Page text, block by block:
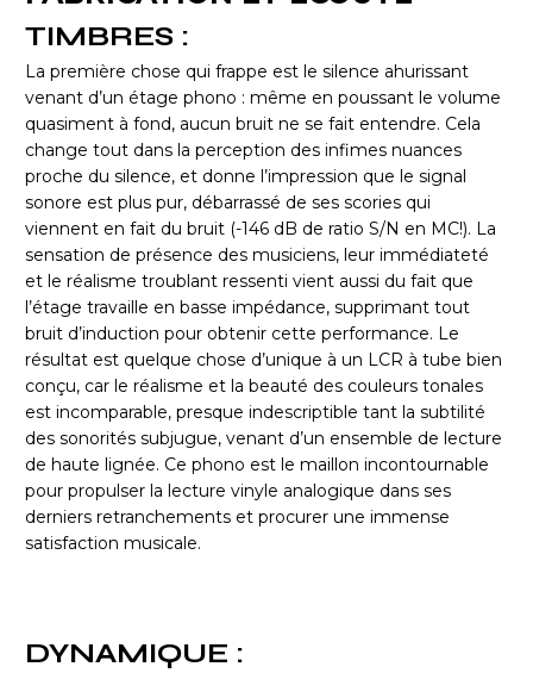
TIMBRES :
La première chose qui frappe est le silence ahurissant
venant d’un étage phono : même en poussant le volume
quasiment à fond, aucun bruit ne se fait entendre. Cela
change tout dans la perception des infimes nuances
proche du silence, et donne l’impression que le signal
sonore est plus pur, débarrassé de ses scories qui
viennent en fait du bruit (-146 dB de ratio S/N en MC!). La
sensation de présence des musiciens, leur immédiateté
et le réalisme troublant ressenti vient aussi du fait que
l’étage travaille en basse impédance, supprimant tout
bruit d’induction pour obtenir cette performance. Le
résultat est quelque chose d’unique à un LCR à tube bien
conçu, car le réalisme et la beauté des couleurs tonales
est incomparable, presque indescriptible tant la subtilité
des sonorités subjugue, venant d’un ensemble de lecture
de haute lignée. Ce phono est le maillon incontournable
pour propulser la lecture vinyle analogique dans ses
derniers retranchements et procurer une immense
satisfaction musicale.
DYNAMIQUE :